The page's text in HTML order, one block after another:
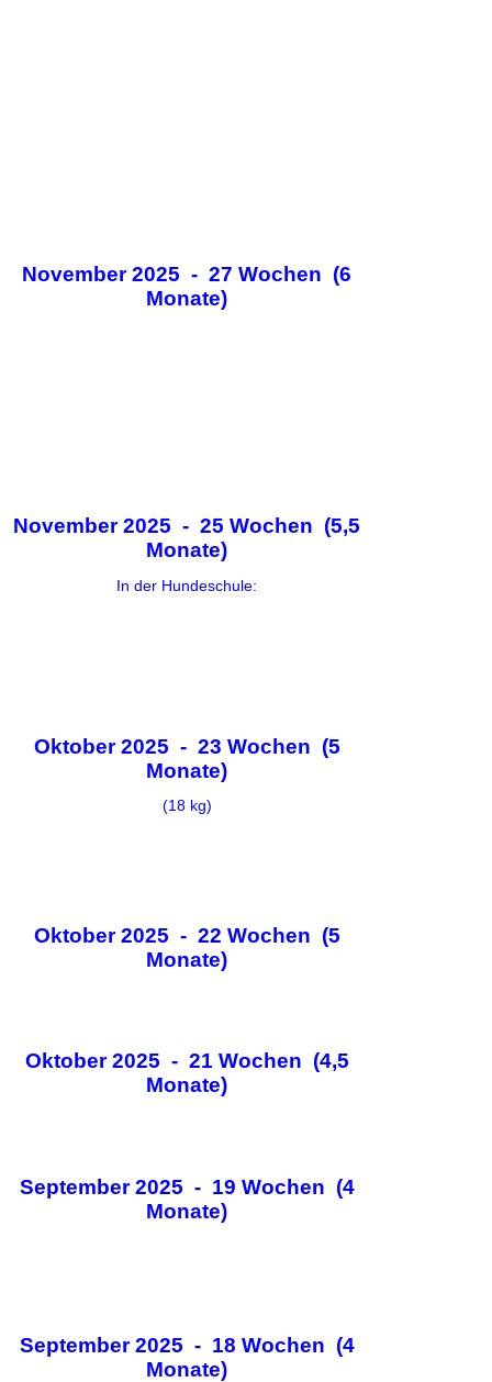
November 2025 - 27 Wochen (6
Monate)
November 2025 - 25 Wochen (5,5
Monate)
In der Hundeschule:
Oktober 2025 - 23 Wochen (5
Monate)
(18 kg)
Oktober 2025 - 22 Wochen (5
Monate)
Oktober 2025 - 21 Wochen (4,5
Monate)
September 2025 - 19 Wochen (4
Monate)
September 2025 - 18 Wochen (4
Monate)